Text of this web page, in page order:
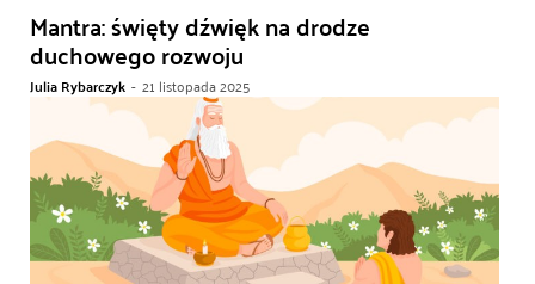
Mantra: święty dźwięk na drodze
duchowego rozwoju
Julia Rybarczyk - 21 listopada 2025